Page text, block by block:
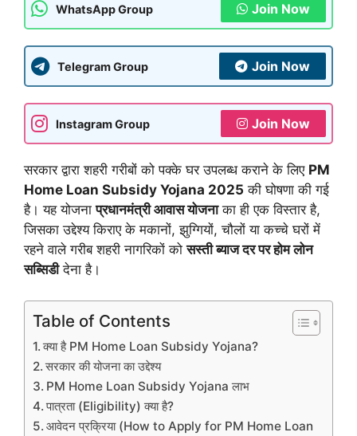
WhatsApp Group Join Now
Telegram Group Join Now
Instagram Group Join Now
सरकार द्वारा शहरी गरीबों को पक्के घर उपलब्ध कराने के लिए PM
Home Loan Subsidy Yojana 2025 की घोषणा की गई
है। यह योजनाप्रधानमंत्री आवास योजनाका ही एक विस्तार है,
जिसका उद्देश्य किराए के मकानों, झुग्गियों, चौलों या कच्चे घरों में
रहने वाले गरीब शहरी नागरिकों कोसस्ती ब्याज दर पर होम लोन
सब्सिडीदेना है।
Table of Contents
क्या है PM Home Loan Subsidy Yojana?
सरकार की योजना का उद्देश्य
PM Home Loan Subsidy Yojana लाभ
पात्रता (Eligibility) क्या है?
आवेदन प्रक्रिया (How to Apply for PM Home Loan